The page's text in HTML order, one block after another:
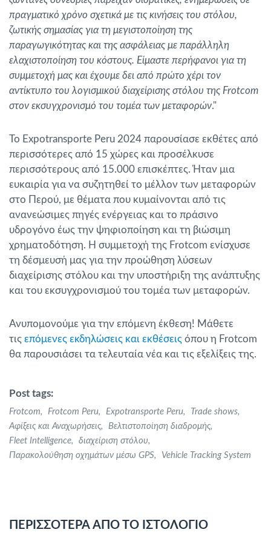
πραγματικό χρόνο σχετικά με τις κινήσεις του στόλου,
ζωτικής σημασίας για τη μεγιστοποίηση της
παραγωγικότητας και της ασφάλειας με παράλληλη
ελαχιστοποίηση του κόστους. Είμαστε περήφανοι για τη
συμμετοχή μας και έχουμε δει από πρώτο χέρι τον
αντίκτυπο του λογισμικού διαχείρισης στόλου της Frotcom
στον εκσυγχρονισμό του τομέα των μεταφορών."
Το Expotransporte Peru 2024 παρουσίασε εκθέτες από
περισσότερες από 15 χώρες και προσέλκυσε
περισσότερους από 15.000 επισκέπτες. Ήταν μια
ευκαιρία για να συζητηθεί το μέλλον των μεταφορών
στο Περού, με θέματα που κυμαίνονται από τις
ανανεώσιμες πηγές ενέργειας και το πράσινο
υδρογόνο έως την ψηφιοποίηση και τη βιώσιμη
χρηματοδότηση. Η συμμετοχή της Frotcom ενίσχυσε
τη δέσμευσή μας για την προώθηση λύσεων
διαχείρισης στόλου και την υποστήριξη της ανάπτυξης
και του εκσυγχρονισμού του τομέα των μεταφορών.
Ανυπομονούμε για την επόμενη έκθεση! Μάθετε
τις επόμενες εκδηλώσεις και εκθέσεις όπου η Frotcom
θα παρουσιάσει τα τελευταία νέα και τις εξελίξεις της.
Post tags:
Frotcom Frotcom Peru Expotransporte Peru
Trade shows
Αφίξεις και Αναχωρήσεις
Βελτιστοποίηση διαδρομής
Fleet Intelligence
διαχείριση στόλου
Παρακολούθηση οχημάτων μέσω GPS
Vehicle Tracking System
ΠΕΡΙΣΣΟΤΕΡΑ ΑΠΟ ΤΟ ΙΣΤΟΛΟΓΙΟ